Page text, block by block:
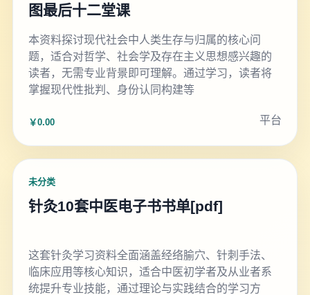
图最后十二堂课
本资料探讨现代社会中人类生存与归属的核心问
题，适合对哲学、社会学及存在主义思想感兴趣的
读者，无需专业背景即可理解。通过学习，读者将
掌握现代性批判、身份认同构建等
￥0.00 平台
未分类
针灸10套中医电子书书单[pdf]
这套针灸学习资料全面涵盖经络腧穴、针刺手法、
临床应用等核心知识，适合中医初学者及从业者系
统提升专业技能，通过理论与实践结合的学习方